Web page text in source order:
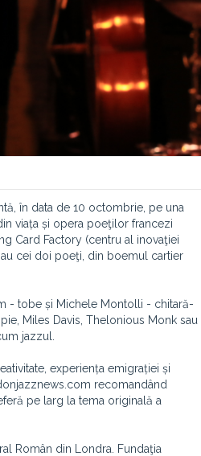
în data de 10 octombrie, pe una
viața și opera poeţilor francezi
Card Factory (centru al inovaţiei
cei doi poeţi, din boemul cartier
- tobe și Michele Montolli - chitară-
Miles Davis, Thelonious Monk sau
jazzul.
experiența emigrației și
recomandând
pe larg la tema originală a
Român din Londra. Fundaţia